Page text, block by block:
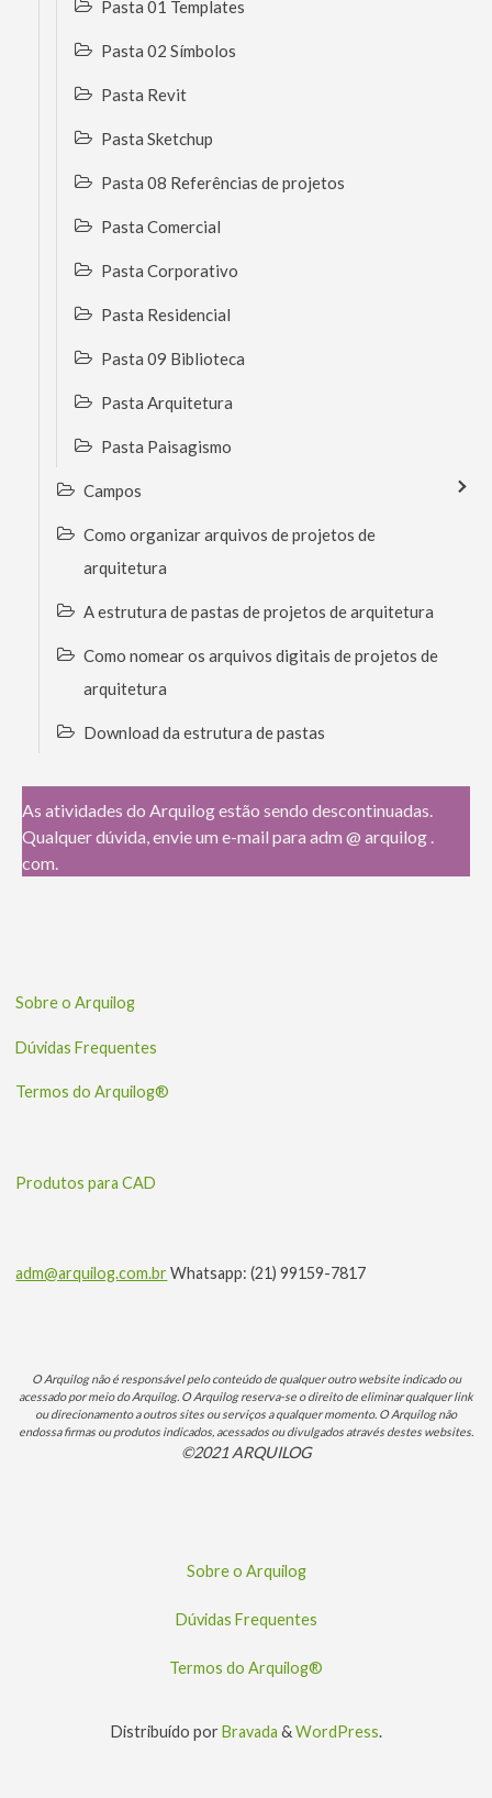
Pasta 01 Templates
Pasta 02 Símbolos
Pasta Revit
Pasta Sketchup
Pasta 08 Referências de projetos
Pasta Comercial
Pasta Corporativo
Pasta Residencial
Pasta 09 Biblioteca
Pasta Arquitetura
Pasta Paisagismo
Campos
Como organizar arquivos de projetos de
arquitetura
A estrutura de pastas de projetos de arquitetura
Como nomear os arquivos digitais de projetos de
arquitetura
Download da estrutura de pastas
As atividades do Arquilog estão sendo descontinuadas.
Qualquer dúvida, envie um e-mail para adm @ arquilog .
com.
Sobre o Arquilog
Dúvidas Frequentes
Termos do Arquilog®
Produtos para CAD
adm@arquilog.com.brWhatsapp: (21) 99159-7817
O Arquilog não é responsável pelo conteúdo de qualquer outro website indicado ou
acessado por meio do Arquilog. O Arquilog reserva-se o direito de eliminar qualquer link
ou direcionamento a outros sites ou serviços a qualquer momento. O Arquilog não
endossa firmas ou produtos indicados, acessados ou divulgados através destes websites.
©2021 ARQUILOG
Sobre o Arquilog
Dúvidas Frequentes
Termos do Arquilog®
Distribuído por Bravada &WordPress.